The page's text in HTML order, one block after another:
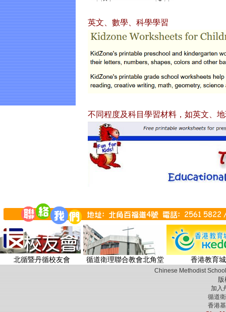
英文、數學、科學學習
不同程度及科目學習材料，如英文、
北循暨丹循校友會 循道衛理聯合教會北角堂 香港教育城
Chinese Methodist
版
加入
循道
香港